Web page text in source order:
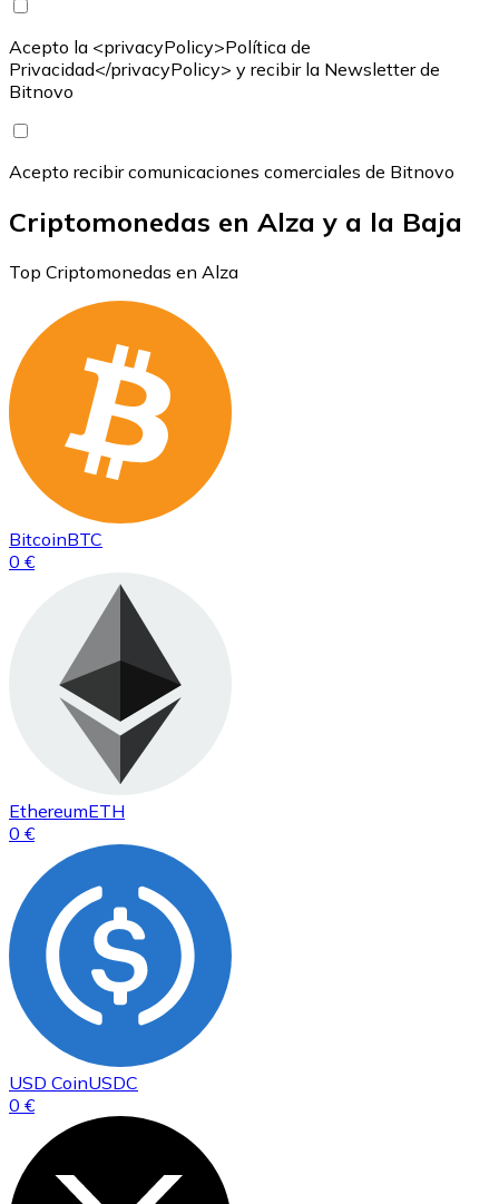
Acepto la <privacyPolicy>Política de
Privacidad</privacyPolicy> y recibir la Newsletter de
Bitnovo
Acepto recibir comunicaciones comerciales de Bitnovo
Criptomonedas en Alza y a la Baja
Top Criptomonedas en Alza
BitcoinBTC
0 €
EthereumETH
0 €
USD CoinUSDC
0 €